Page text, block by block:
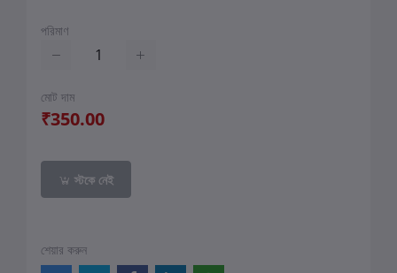
পরিমাণ
মোট দাম
₹350.00
স্টকে নেই
শেয়ার করুন